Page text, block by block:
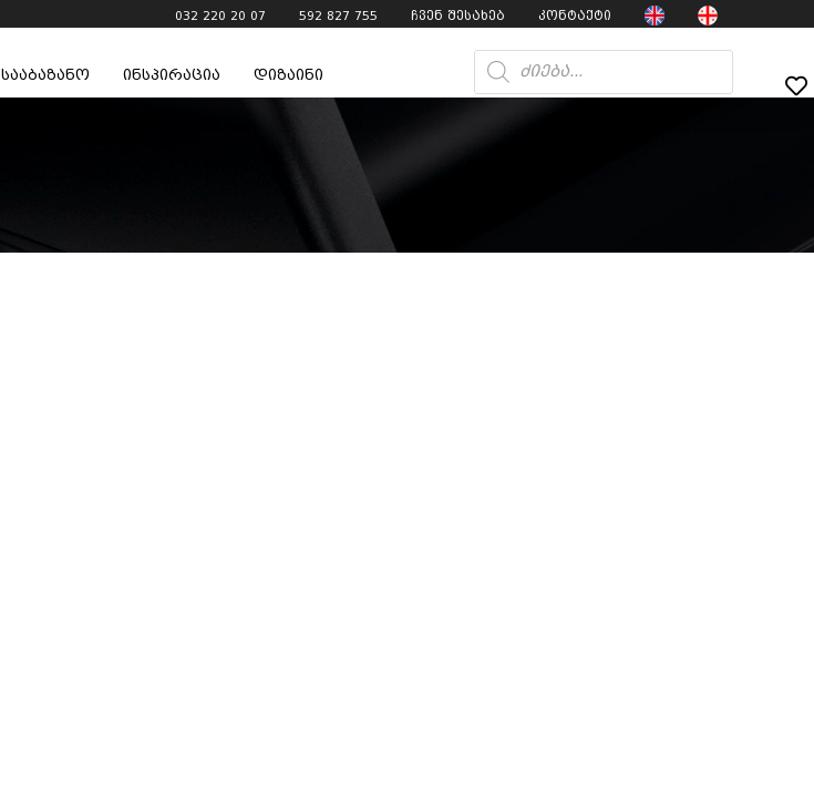
032 220 20 07 592 827 755 ჩვენ შესახებ კონტაქტი
სააბაზანო ინსპირაცია დიზაინი